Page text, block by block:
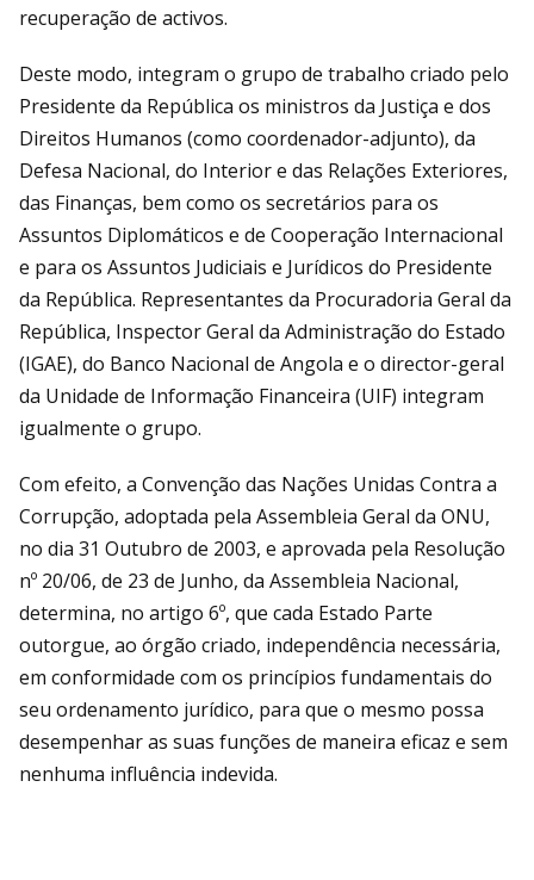
recuperação de activos.
Deste modo, integram o grupo de trabalho criado pelo
Presidente da República os ministros da Justiça e dos
Direitos Humanos (como coordenador-adjunto), da
Defesa Nacional, do Interior e das Relações Exteriores,
das Finanças, bem como os secretários para os
Assuntos Diplomáticos e de Cooperação Internacional
e para os Assuntos Judiciais e Jurídicos do Presidente
da República. Representantes da Procuradoria Geral da
República, Inspector Geral da Administração do Estado
(IGAE), do Banco Nacional de Angola e o director-geral
da Unidade de Informação Financeira (UIF) integram
igualmente o grupo.
Com efeito, a Convenção das Nações Unidas Contra a
Corrupção, adoptada pela Assembleia Geral da ONU,
no dia 31 Outubro de 2003, e aprovada pela Resolução
nº 20/06, de 23 de Junho, da Assembleia Nacional,
determina, no artigo 6º, que cada Estado Parte
outorgue, ao órgão criado, independência necessária,
em conformidade com os princípios fundamentais do
seu ordenamento jurídico, para que o mesmo possa
desempenhar as suas funções de maneira eficaz e sem
nenhuma influência indevida.